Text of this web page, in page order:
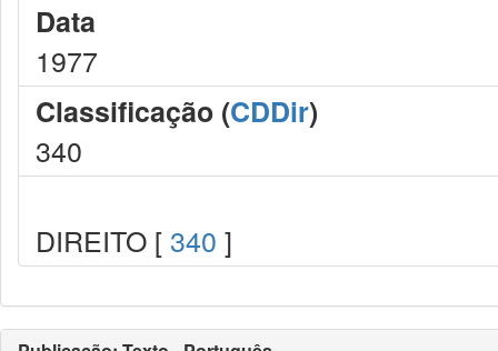
Data
1977
Classificação (CDDir)
340
DIREITO [ 340 ]